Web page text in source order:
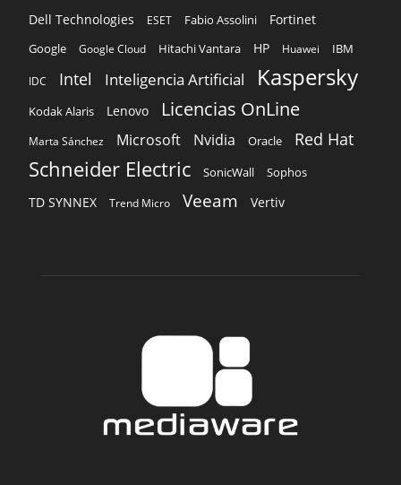
Dell Technologies ESET Fabio Assolini Fortinet
Google Google Cloud Hitachi Vantara HP Huawei IBM
IDC Intel Inteligencia Artificial Kaspersky
Kodak Alaris Lenovo Licencias OnLine
Marta Sánchez Microsoft Nvidia Oracle Red Hat
Schneider Electric SonicWall Sophos
TD SYNNEX Trend Micro Veeam Vertiv